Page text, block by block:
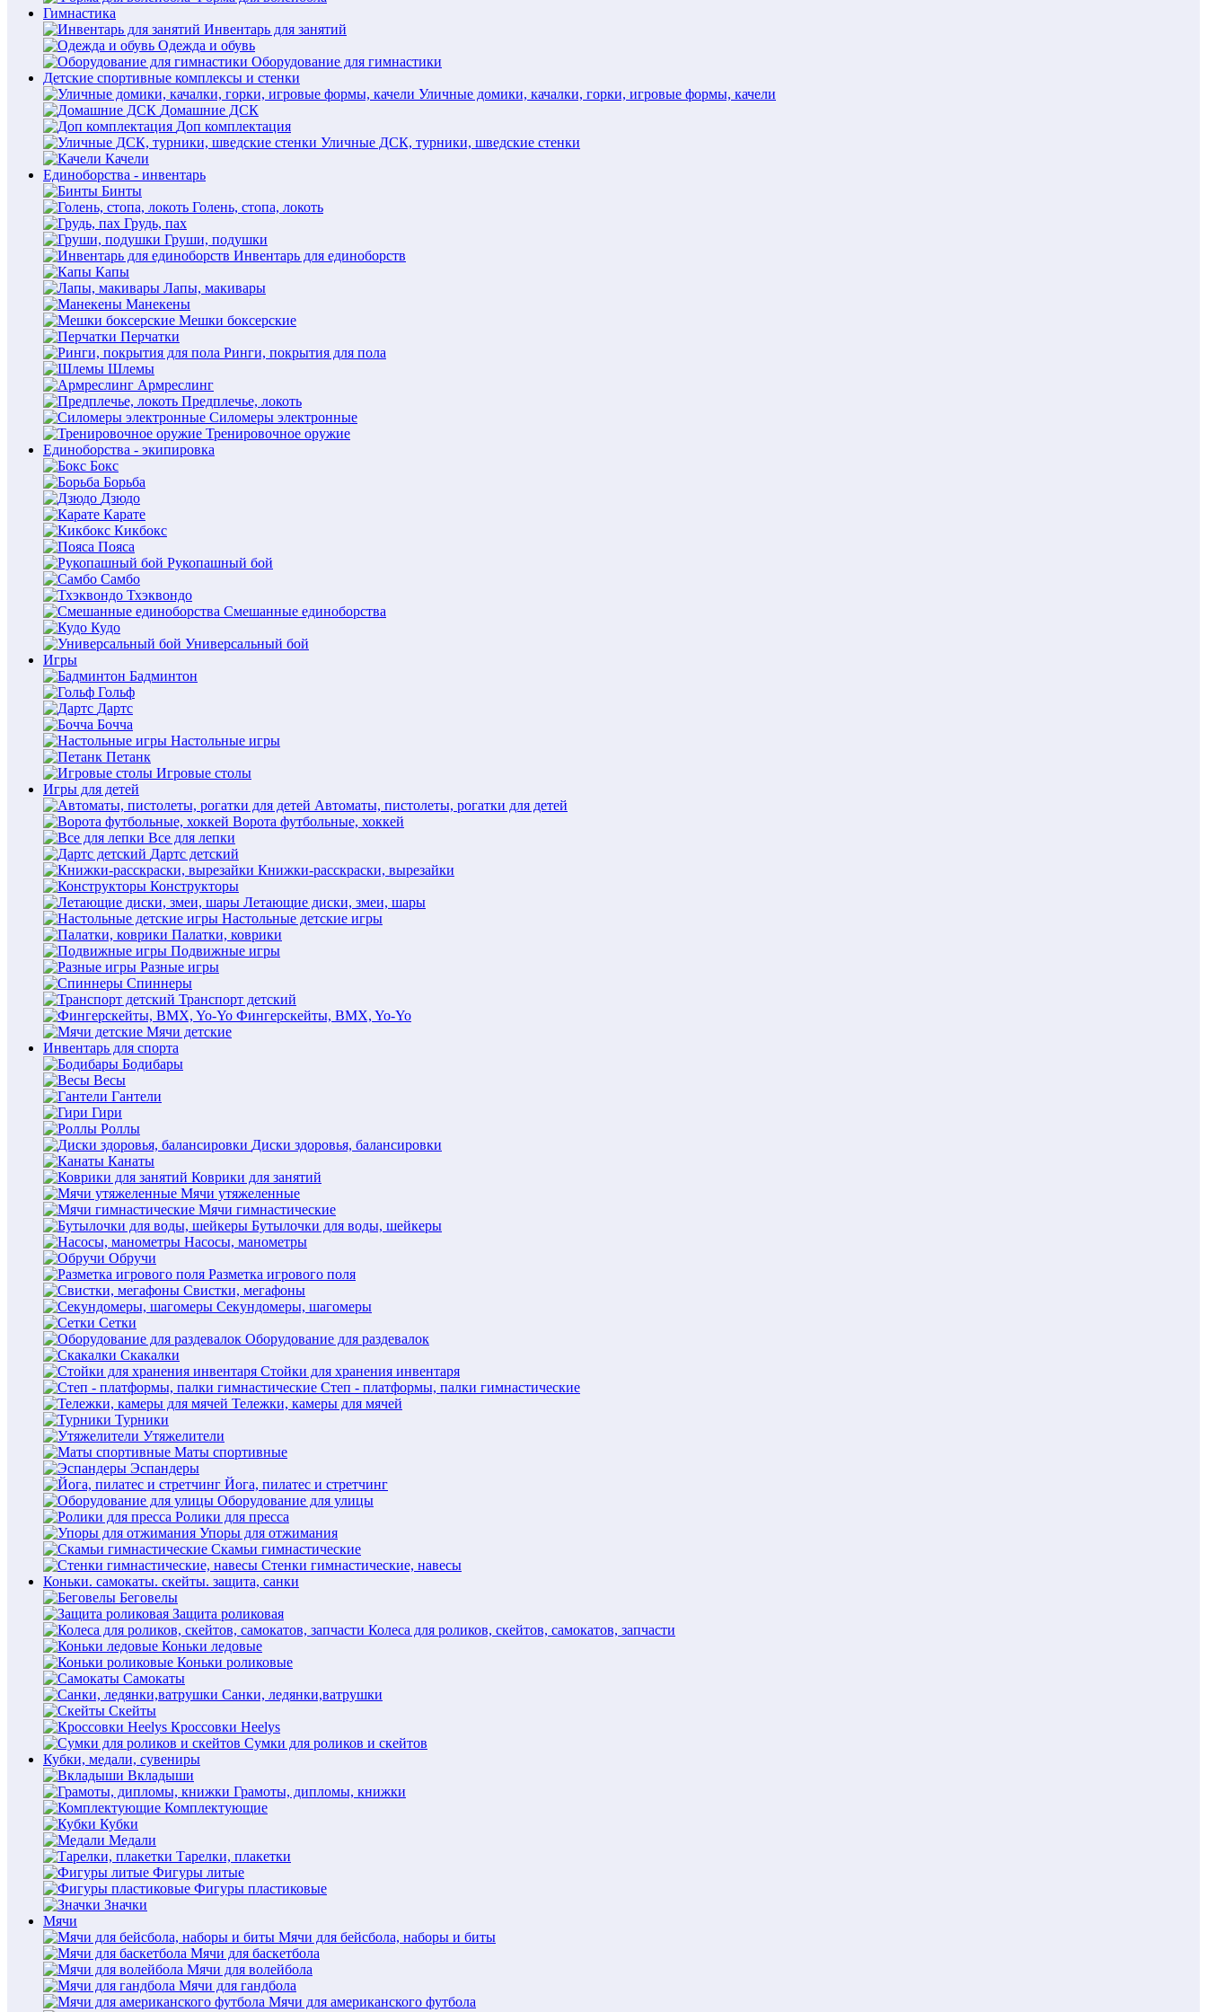
Гимнастика
Инвентарь для занятий
Одежда и обувь
Оборудование для гимнастики
Детские спортивные комплексы и стенки
Уличные домики, качалки, горки, игровые формы, качели
Домашние ДСК
Доп комплектация
Уличные ДСК, турники, шведские стенки
Качели
Единоборства - инвентарь
Бинты
Голень, стопа, локоть
Грудь, пах
Груши, подушки
Инвентарь для единоборств
Капы
Лапы, макивары
Манекены
Мешки боксерские
Перчатки
Ринги, покрытия для пола
Шлемы
Армреслинг
Предплечье, локоть
Силомеры электронные
Тренировочное оружие
Единоборства - экипировка
Бокс
Борьба
Дзюдо
Карате
Кикбокс
Пояса
Рукопашный бой
Самбо
Тхэквондо
Смешанные единоборства
Кудо
Универсальный бой
Игры
Бадминтон
Гольф
Дартс
Бочча
Настольные игры
Петанк
Игровые столы
Игры для детей
Автоматы, пистолеты, рогатки для детей
Ворота футбольные, хоккей
Все для лепки
Дартс детский
Книжки-расскраски, вырезайки
Конструкторы
Летающие диски, змеи, шары
Настольные детские игры
Палатки, коврики
Подвижные игры
Разные игры
Спиннеры
Транспорт детский
Фингерскейты, BMX, Yo-Yo
Мячи детские
Инвентарь для спорта
Бодибары
Весы
Гантели
Гири
Роллы
Диски здоровья, балансировки
Канаты
Коврики для занятий
Мячи утяжеленные
Мячи гимнастические
Бутылочки для воды, шейкеры
Насосы, манометры
Обручи
Разметка игрового поля
Свистки, мегафоны
Секундомеры, шагомеры
Сетки
Оборудование для раздевалок
Скакалки
Стойки для хранения инвентаря
Степ - платформы, палки гимнастические
Тележки, камеры для мячей
Турники
Утяжелители
Маты спортивные
Эспандеры
Йога, пилатес и стретчинг
Оборудование для улицы
Ролики для пресса
Упоры для отжимания
Скамьи гимнастические
Стенки гимнастические, навесы
Коньки. самокаты. скейты. защита, санки
Беговелы
Защита роликовая
Колеса для роликов, скейтов, самокатов, запчасти
Коньки ледовые
Коньки роликовые
Самокаты
Санки, ледянки,ватрушки
Скейты
Кроссовки Heelys
Сумки для роликов и скейтов
Кубки, медали, сувениры
Вкладыши
Грамоты, дипломы, книжки
Комплектующие
Кубки
Медали
Тарелки, плакетки
Фигуры литые
Фигуры пластиковые
Значки
Мячи
Мячи для бейсбола, наборы и биты
Мячи для баскетбола
Мячи для волейбола
Мячи для гандбола
Мячи для американского футбола